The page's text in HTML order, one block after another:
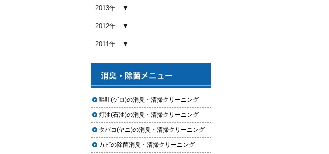
どこまでやるべき？目的別おすす
め内容と費用目安
別に徹底比較
2026.01.02
ヘッドライト黄ばみ取りの料金相
場｜イエローハット・オートバッ
クス・専門店を徹底比較【2026年
版】
2026.01.01
2013年
2012年
2011年
嘔吐(ゲロ)の消臭・清掃クリーニング
灯油(石油)の消臭・清掃クリーニング
タバコ(ヤニ)の消臭・清掃クリーニング
カビの除菌消臭・清掃クリーニング